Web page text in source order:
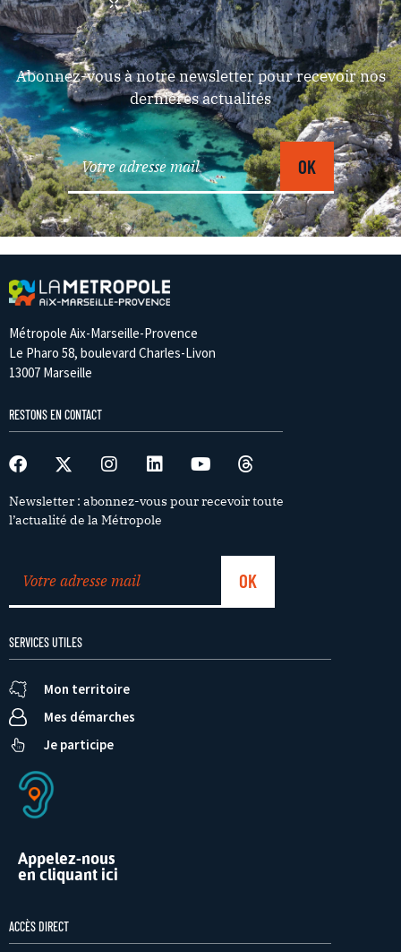
Abonnez-vous à notre newsletter pour recevoir nos
dernières actualités
Métropole Aix-Marseille-Provence
Le Pharo 58, boulevard Charles-Livon
13007 Marseille
RESTONS EN CONTACT
Newsletter : abonnez-vous pour recevoir toute
l’actualité de la Métropole
SERVICES UTILES
Mon territoire
Mes démarches
Je participe
Appelez-nous
en cliquant ici
ACCÈS DIRECT